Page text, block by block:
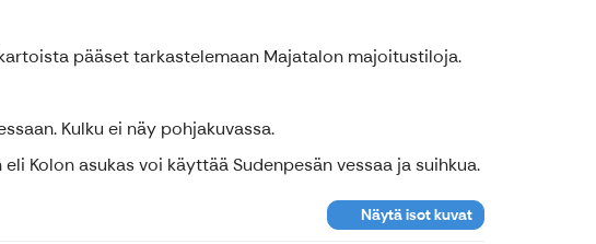
pääset tarkastelemaan Majatalon majoitustiloja.
Kulku ei näy pohjakuvassa.
Kolon asukas voi käyttää Sudenpesän vessaa ja suihkua.
Näytä isot kuvat